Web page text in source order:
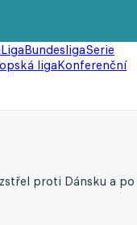
BundesligaSerie
ligaKonferenční
proti Dánsku a po